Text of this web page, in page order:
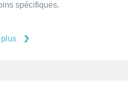
spécifiques.